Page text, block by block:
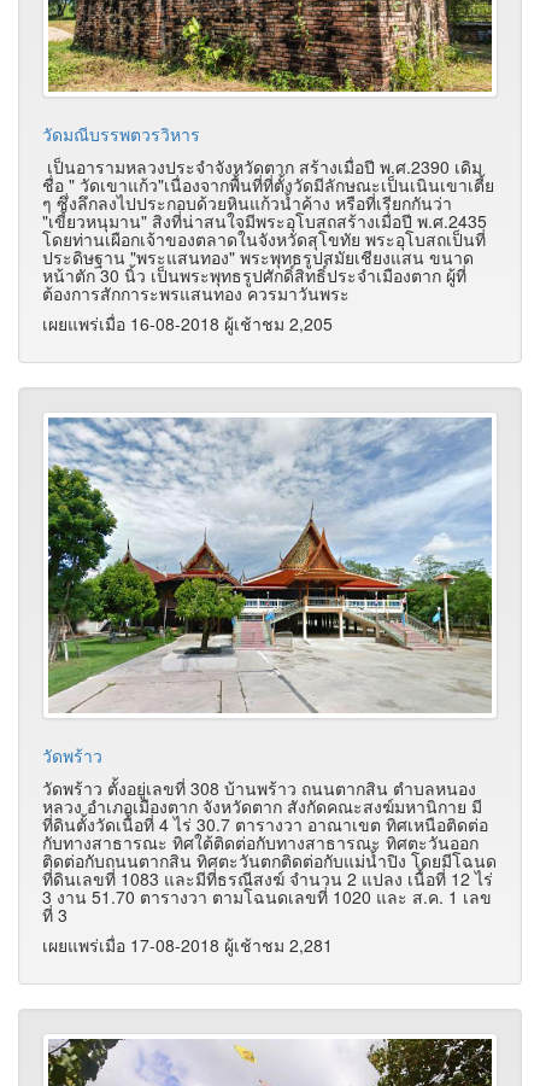
วัดมณีบรรพตวรวิหาร
เป็นอารามหลวงประจำจังหวัดตาก สร้างเมื่อปี พ.ศ.2390 เดิม
ชื่อ " วัดเขาแก้ว"เนื่องจากพื้นที่ที่ตั้งวัดมีลักษณะเป็นเนินเขาเตี้ย
ๆ ซึ่งลึกลงไปประกอบด้วยหินแก้วน้ำค้าง หรือที่เรียกกันว่า
"เขี้ยวหนุมาน" สิงที่น่าสนใจมีพระอุโบสถสร้างเมื่อปี พ.ศ.2435
โดยท่านเผือกเจ้าของตลาดในจังหวัดสุโขทัย พระอุโบสถเป็นที่
ประดิษฐาน "พระแสนทอง" พระพุทธรูปสมัยเชียงแสน ขนาด
หน้าตัก 30 นิ้ว เป็นพระพุทธรูปศักดิ์สิทธิ์ประจำเมืองตาก ผู้ที่
ต้องการสักการะพรแสนทอง ควรมาวันพระ
เผยแพร่เมื่อ 16-08-2018 ผู้เช้าชม 2,205
วัดพร้าว
วัดพร้าว ตั้งอยู่เลขที่ 308 บ้านพร้าว ถนนตากสิน ตำบลหนอง
หลวง อำเภอเมืองตาก จังหวัดตาก สังกัดคณะสงฆ์มหานิกาย มี
ที่ดินตั้งวัดเนื้อที่ 4 ไร่ 30.7 ตารางวา อาณาเขต ทิศเหนือติดต่อ
กับทางสาธารณะ ทิศใต้ติดต่อกับทางสาธารณะ ทิศตะวันออก
ติดต่อกับถนนตากสิน ทิศตะวันตกติดต่อกับแม่น้ำปิง โดยมีโฉนด
ที่ดินเลขที่ 1083 และมีที่ธรณีสงฆ์ จำนวน 2 แปลง เนื้อที่ 12 ไร่
3 งาน 51.70 ตารางวา ตามโฉนดเลขที่ 1020 และ ส.ค. 1 เลข
ที่ 3
เผยแพร่เมื่อ 17-08-2018 ผู้เช้าชม 2,281